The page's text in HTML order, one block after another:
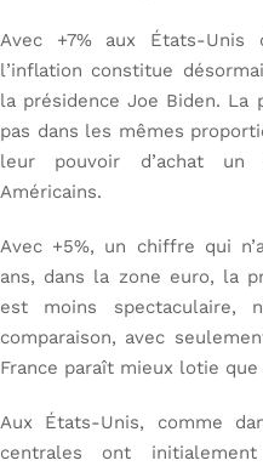
Avec +7% aux États-
l’inflation constitue
la présidence Joe Biden. La
pas dans les mêmes
leur pouvoir d’achat un
Américains.
Avec +5%, un chiffre qui
ans, dans la zone euro, la
est moins spectaculaire,
comparaison, avec
France paraît mieux lotie que
Aux États-Unis, comme
centrales ont